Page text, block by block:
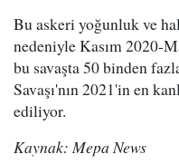
Bu askeri yoğunluk ve
nedeniyle Kasım 2020-
bu savaşta 50 binden
Savaşı'nın 2021'in en
ediliyor.
Kaynak: Mepa News